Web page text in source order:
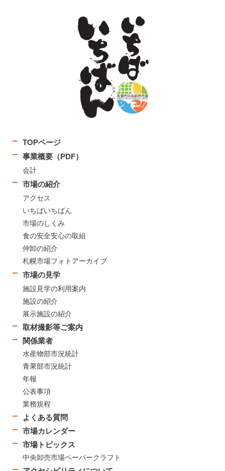
TOPページ
事業概要（PDF）
会計
市場の紹介
アクセス
いちばいちばん
市場のしくみ
食の安全安心の取組
仲卸の紹介
札幌市場フォトアーカイブ
市場の見学
施設見学の利用案内
施設の紹介
展示施設の紹介
取材撮影等ご案内
関係業者
水産物部市況統計
青果部市況統計
年報
公表事項
業務規程
よくある質問
市場カレンダー
市場トピックス
中央卸売市場ペーパークラフト